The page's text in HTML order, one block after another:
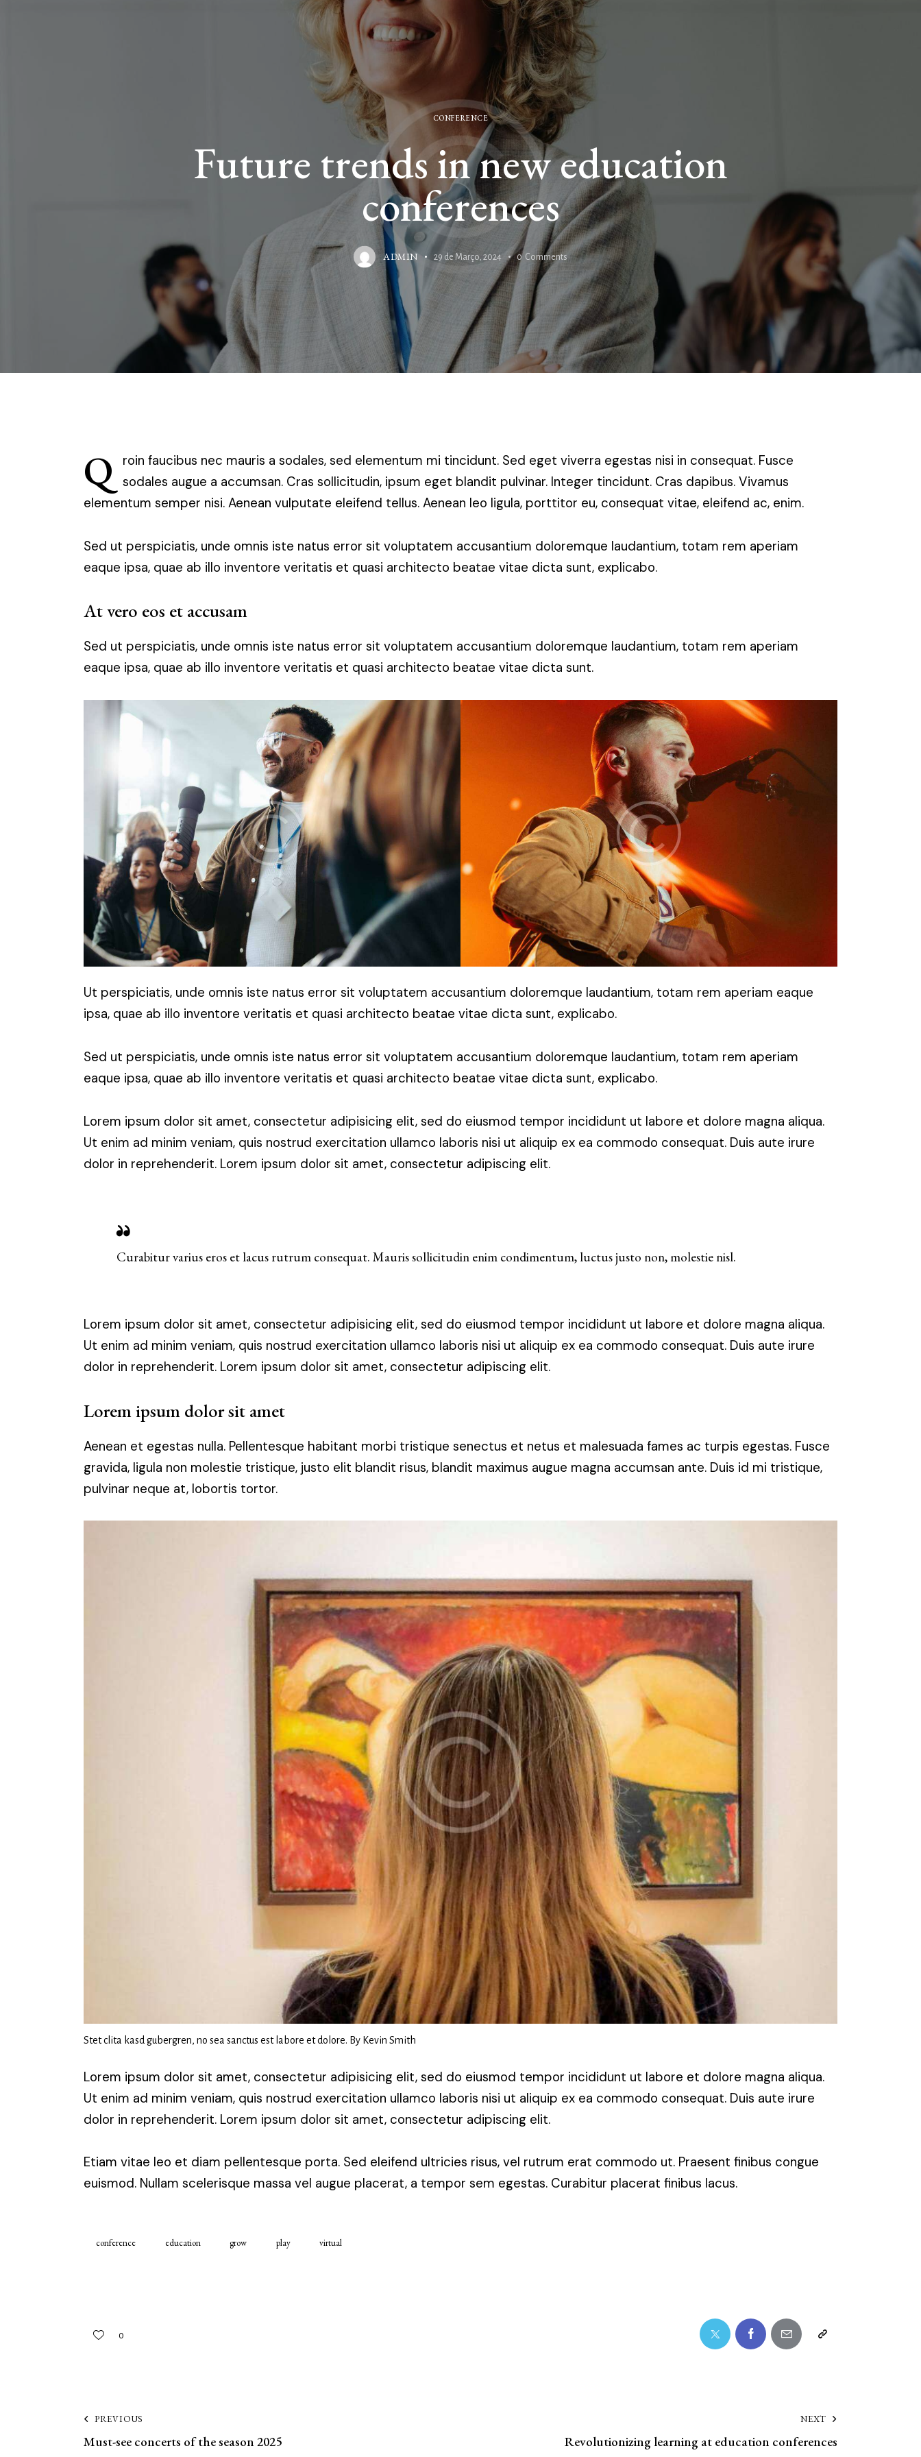
CONFERENCE
Future trends in new education
conferences
ADMIN 29 de Março, 2024 0 Comments
Q
roin faucibus nec mauris a sodales, sed elementum mi tincidunt. Sed eget viverra egestas nisi in consequat. Fusce
sodales augue a accumsan. Cras sollicitudin, ipsum eget blandit pulvinar. Integer tincidunt. Cras dapibus. Vivamus
elementum semper nisi. Aenean vulputate eleifend tellus. Aenean leo ligula, porttitor eu, consequat vitae, eleifend ac, enim.
Sed ut perspiciatis, unde omnis iste natus error sit voluptatem accusantium doloremque laudantium, totam rem aperiam
eaque ipsa, quae ab illo inventore veritatis et quasi architecto beatae vitae dicta sunt, explicabo.
At vero eos et accusam
Sed ut perspiciatis, unde omnis iste natus error sit voluptatem accusantium doloremque laudantium, totam rem aperiam
eaque ipsa, quae ab illo inventore veritatis et quasi architecto beatae vitae dicta sunt.
Ut perspiciatis, unde omnis iste natus error sit voluptatem accusantium doloremque laudantium, totam rem aperiam eaque
ipsa, quae ab illo inventore veritatis et quasi architecto beatae vitae dicta sunt, explicabo.
Sed ut perspiciatis, unde omnis iste natus error sit voluptatem accusantium doloremque laudantium, totam rem aperiam
eaque ipsa, quae ab illo inventore veritatis et quasi architecto beatae vitae dicta sunt, explicabo.
Lorem ipsum dolor sit amet, consectetur adipisicing elit, sed do eiusmod tempor incididunt ut labore et dolore magna aliqua.
Ut enim ad minim veniam, quis nostrud exercitation ullamco laboris nisi ut aliquip ex ea commodo consequat. Duis aute irure
dolor in reprehenderit. Lorem ipsum dolor sit amet, consectetur adipiscing elit.
Curabitur varius eros et lacus rutrum consequat. Mauris sollicitudin enim condimentum, luctus justo non, molestie nisl.
Lorem ipsum dolor sit amet, consectetur adipisicing elit, sed do eiusmod tempor incididunt ut labore et dolore magna aliqua.
Ut enim ad minim veniam, quis nostrud exercitation ullamco laboris nisi ut aliquip ex ea commodo consequat. Duis aute irure
dolor in reprehenderit. Lorem ipsum dolor sit amet, consectetur adipiscing elit.
Lorem ipsum dolor sit amet
Aenean et egestas nulla. Pellentesque habitant morbi tristique senectus et netus et malesuada fames ac turpis egestas. Fusce
gravida, ligula non molestie tristique, justo elit blandit risus, blandit maximus augue magna accumsan ante. Duis id mi tristique,
pulvinar neque at, lobortis tortor.
Stet clita kasd gubergren, no sea sanctus est labore et dolore. By Kevin Smith
Lorem ipsum dolor sit amet, consectetur adipisicing elit, sed do eiusmod tempor incididunt ut labore et dolore magna aliqua.
Ut enim ad minim veniam, quis nostrud exercitation ullamco laboris nisi ut aliquip ex ea commodo consequat. Duis aute irure
dolor in reprehenderit. Lorem ipsum dolor sit amet, consectetur adipiscing elit.
Etiam vitae leo et diam pellentesque porta. Sed eleifend ultricies risus, vel rutrum erat commodo ut. Praesent finibus congue
euismod. Nullam scelerisque massa vel augue placerat, a tempor sem egestas. Curabitur placerat finibus lacus.
conference education grow play virtual
0
PREVIOUS
Must-see concerts of the season 2025
NEXT
Revolutionizing learning at education conferences